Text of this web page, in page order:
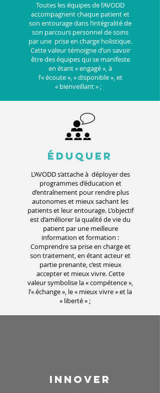
Toutes les équipes de l’AVODD
accompagnent chaque patient et
son entourage dans l’intégralité de
son parcours personnel de soins
par une prise en charge holistique.
Cette valeur témoigne d’un savoir
être des équipes qui se manifeste
en étant « engagé », à
l’« écoute », « disponible », et
« bienveillant » ;
ÉDUQUER
L’AVODD s’attache à déployer des
programmes d’éducation et
d’entraînement pour rendre plus
autonomes et mieux sachant les
patients et leur entourage. L’objectif
est d’améliorer la qualité de vie du
patient par une meilleure
information et formation :
Comprendre sa prise en charge et
son traitement, en étant acteur et
partie prenante, c’est mieux
accepter et mieux vivre. Cette
valeur symbolise la « compétence »,
l’« échange », le « mieux vivre » et la
« liberté » ;
INNOVER